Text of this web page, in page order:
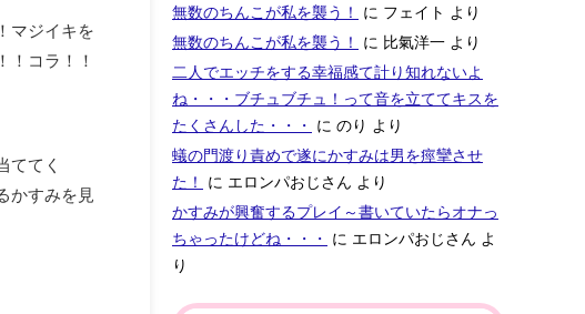
マジイキを
コラ！！
ててく
かすみを見
無数のちんこが私を襲う！ に フェイト より
無数のちんこが私を襲う！ に 比氣洋一 より
二人でエッチをする幸福感て計り知れないよ
ね・・・ブチュブチュ！って音を立ててキスを
たくさんした・・・ に のり より
蟻の門渡り責めで遂にかすみは男を痙攣させ
た！ に エロンパおじさん より
かすみが興奮するプレイ～書いていたらオナっ
ちゃったけどね・・・ に エロンパおじさん よ
り